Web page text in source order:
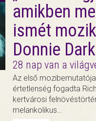
amikben
ismét
Donnie
28 nap van a
Az első
értetlenség fogadta
kertvárosi
melankolikus…